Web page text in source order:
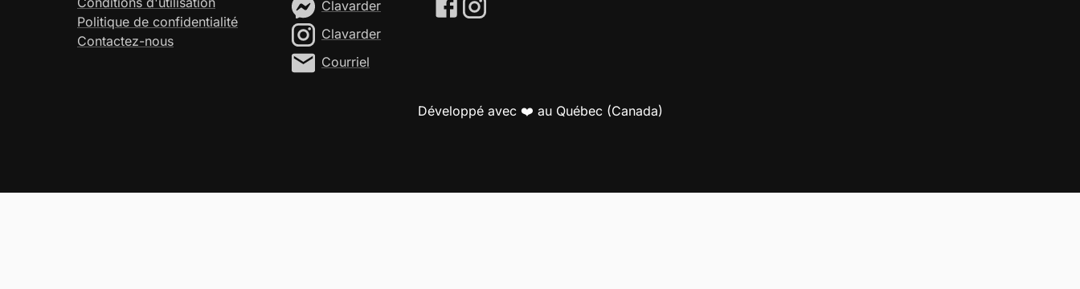
Politique de confidentialité
Contactez-nous
Clavarder
Clavarder
Courriel
Développé avec ❤️ au Québec (Canada)